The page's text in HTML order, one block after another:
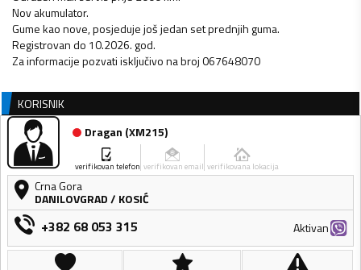
Nov akumulator.
Gume kao nove, posjeduje još jedan set prednjih guma.
Registrovan do 10.2026. god.
KORISNIK
Dragan (XM215)
verifikovan telefon verifikovan email verifikovana lokacija
Crna Gora
DANILOVGRAD/ KOSIĆ
+382 68 053 315 Aktivan